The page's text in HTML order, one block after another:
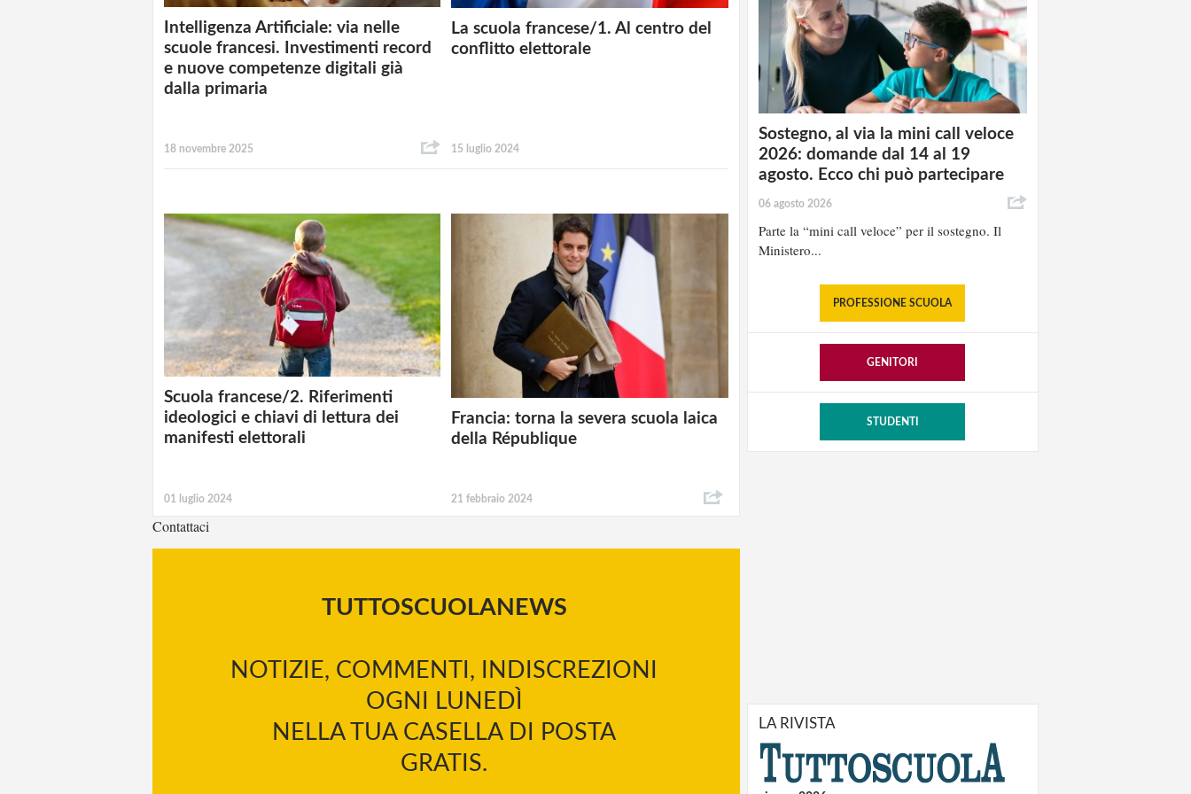
Intelligenza Artificiale: via nelle
scuole francesi. Investimenti record
e nuove competenze digitali già
dalla primaria
18 novembre 2025
La scuola francese/1. Al centro del
conflitto elettorale
15 luglio 2024
Scuola francese/2. Riferimenti
ideologici e chiavi di lettura dei
manifesti elettorali
01 luglio 2024
Francia: torna la severa scuola laica
della République
21 febbraio 2024
Contattaci
TUTTOSCUOLANEWS
NOTIZIE, COMMENTI, INDISCREZIONI
OGNI LUNEDÌ
NELLA TUA CASELLA DI POSTA
GRATIS.
Sostegno, al via la mini call veloce
2026: domande dal 14 al 19
agosto. Ecco chi può partecipare
06 agosto 2026
Parte la “mini call veloce” per il sostegno. Il
Ministero...
PROFESSIONE SCUOLA
GENITORI
STUDENTI
LA RIVISTA